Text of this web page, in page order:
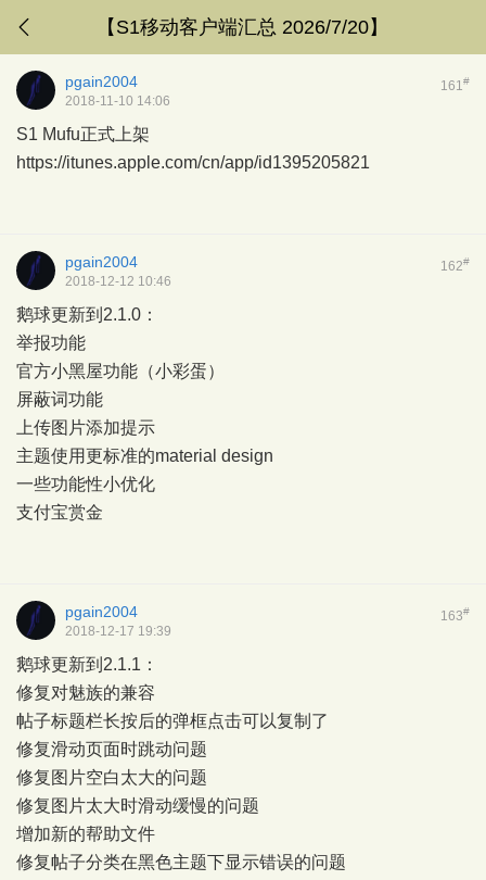
【S1移动客户端汇总 2026/7/20】
161#
pgain2004
2018-11-10 14:06
S1 Mufu正式上架
https://itunes.apple.com/cn/app/id1395205821
162#
pgain2004
2018-12-12 10:46
鹅球更新到2.1.0：
举报功能
官方小黑屋功能（小彩蛋）
屏蔽词功能
上传图片添加提示
主题使用更标准的material design
一些功能性小优化
支付宝赏金
163#
pgain2004
2018-12-17 19:39
鹅球更新到2.1.1：
修复对魅族的兼容
帖子标题栏长按后的弹框点击可以复制了
修复滑动页面时跳动问题
修复图片空白太大的问题
修复图片太大时滑动缓慢的问题
增加新的帮助文件
修复帖子分类在黑色主题下显示错误的问题